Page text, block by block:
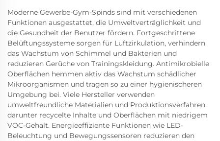
Moderne Gewerbe-Gym-Spinds sind mit verschiedenen
Funktionen ausgestattet, die Umweltverträglichkeit und
die Gesundheit der Benutzer fördern. Fortgeschrittene
Belüftungssysteme sorgen für Luftzirkulation, verhindern
das Wachstum von Schimmel und Bakterien und
reduzieren Gerüche von Trainingskleidung. Antimikrobielle
Oberflächen hemmen aktiv das Wachstum schädlicher
Mikroorganismen und tragen so zu einer hygienischeren
Umgebung bei. Viele Hersteller verwenden
umweltfreundliche Materialien und Produktionsverfahren,
darunter recycelte Inhalte und Oberflächen mit niedrigem
VOC-Gehalt. Energieeffiziente Funktionen wie LED-
Beleuchtung und Bewegungssensoren reduzieren den